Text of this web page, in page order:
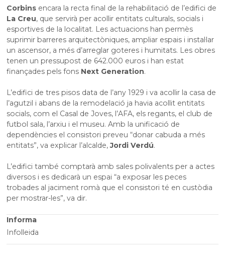
Corbins encara la recta final de la rehabilitació de l’edifici de
La Creu, que servirà per acollir entitats culturals, socials i
esportives de la localitat. Les actuacions han permès
suprimir barreres arquitectòniques, ampliar espais i instal·lar
un ascensor, a més d’arreglar goteres i humitats. Les obres
tenen un pressupost de 642.000 euros i han estat
finançades pels fons Next Generation.
L’edifici de tres pisos data de l’any 1929 i va acollir la casa de
l’agutzil i abans de la remodelació ja havia acollit entitats
socials, com el Casal de Joves, l’AFA, els regants, el club de
futbol sala, l’arxiu i el museu. Amb la unificació de
dependències el consistori preveu “donar cabuda a més
entitats”, va explicar l’alcalde,Jordi Verdú.
L’edifici també comptarà amb sales polivalents per a actes
diversos i es dedicarà un espai “a exposar les peces
trobades al jaciment romà que el consistori té en custòdia
per mostrar-les”, va dir.
Informa
Infolleida